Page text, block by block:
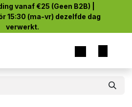
vanaf €25 (Geen B2B) |
15:30 (ma-vr) dezelfde dag
verwerkt.